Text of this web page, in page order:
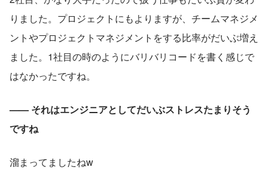
りました。プロジェクトにもよりますが、チームマネジメ
ントやプロジェクトマネジメントをする比率がだいぶ増え
ました。1社目の時のようにバリバリコードを書く感じで
はなかったですね。
—— それはエンジニアとしてだいぶストレスたまりそう
ですね
溜まってましたねw